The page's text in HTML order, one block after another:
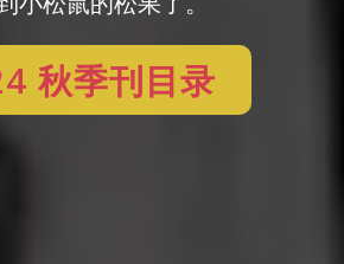
秋季刊目录